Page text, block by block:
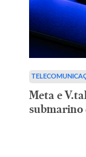
Meta e
submarino